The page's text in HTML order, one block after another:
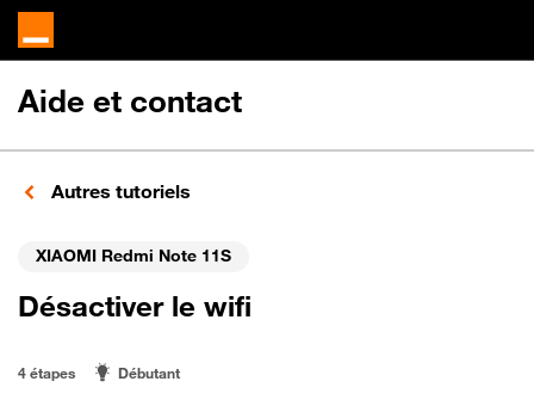
Aide et contact
Autres tutoriels
XIAOMI Redmi Note 11S
Désactiver le wifi
4 étapes Débutant